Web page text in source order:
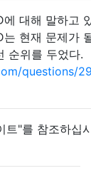
대해 말하고
현재 문제가
순위를 두었다.
questions/
트"를 참조하십